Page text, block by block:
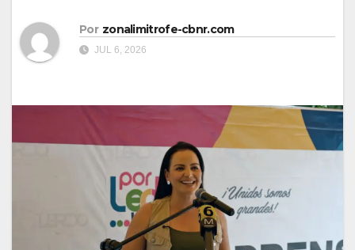
Por zonalimitrofe-cbnr.com
JUL 6, 2026